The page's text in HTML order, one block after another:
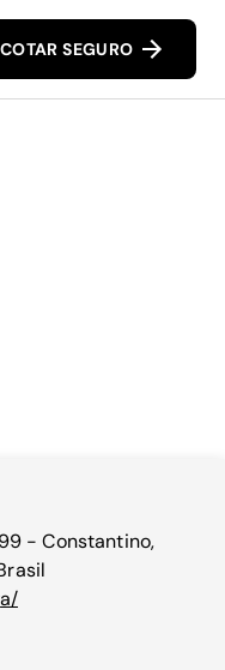
COTAR SEGURO
- Constantino,